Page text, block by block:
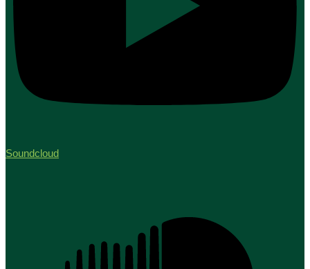
Soundcloud